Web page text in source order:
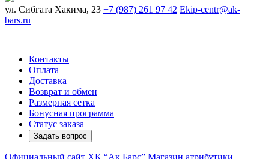
ул. Сибгата Хакима, 23 +7 (987) 261 97 42 Ekip-centr@ak-
bars.ru
Контакты
Оплата
Доставка
Возврат и обмен
Размерная сетка
Бонусная программа
Статус заказа
Задать вопрос